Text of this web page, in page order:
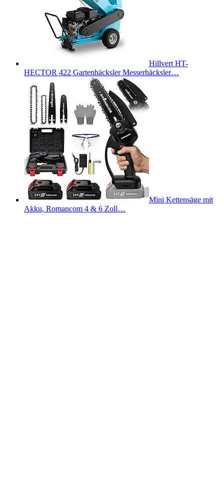
Hillvert HT-
HECTOR 422 Gartenhäcksler Messerhäcksler…
Mini Kettensäge mit
Akku, Romancom 4 & 6 Zoll…